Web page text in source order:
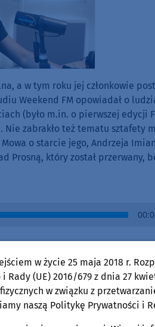
a w tym roku jej członkowie
Weekend FM opowiadał o
(było m.in. o pierwszej edycji
Nie zabrakło też tematu sztafety
o starcie jego, Andrzeja
Prosną, który został przerwany,
podcastu:
w życie 25 maja 2018 r.
Rady (UE) 2016/679 z dnia 27
w związku z
naszą Politykę Prywatności i